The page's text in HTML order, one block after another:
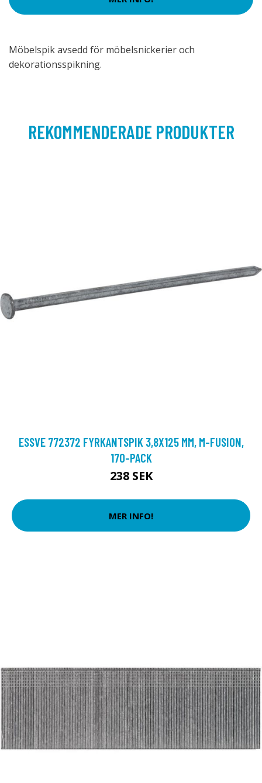
Möbelspik avsedd för möbelsnickerier och
dekorationsspikning.
REKOMMENDERADE PRODUKTER
ESSVE 772372 FYRKANTSPIK 3,8X125 MM, M-FUSION,
170-PACK
238 SEK
MER INFO!